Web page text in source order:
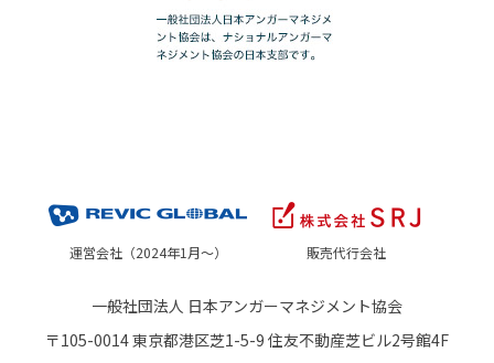
運営会社（2024年1月～） 販売代行会社
一般社団法人 日本アンガーマネジメント協会
〒105-0014 東京都港区芝1-5-9 住友不動産芝ビル2号館4F